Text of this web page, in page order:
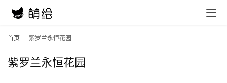
首页 紫罗兰永恒花园
紫罗兰永恒花园